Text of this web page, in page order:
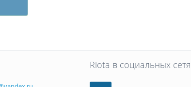
Riota в социальных